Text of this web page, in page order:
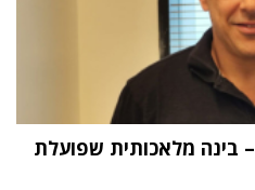
"העתיד הוא Physical AI – בינה מלאכותית שפועלת